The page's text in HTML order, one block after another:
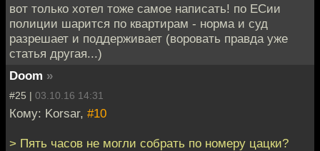
вот только хотел тоже самое написать! по ЕСии
полиции шарится по квартирам - норма и суд
разрешает и поддерживает (воровать правда уже
статья другая...)
Doom »
#25 | 03.10.16 14:31
Кому: Korsar, #10
> Пять часов не могли собрать по номеру цацки?